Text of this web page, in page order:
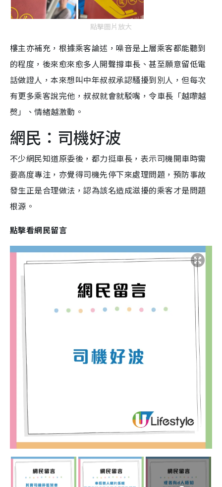
點擊圖片放大
樓主亦補充，根據乘客論述，噪音是上層乘客都能聽到
的程度，後來愈來愈多人開聲撐車長、甚至願意留低電
話做證人，本來想叫中年叔叔承認騷擾到別人，但每次
有更多乘客說完他，叔叔就會就駁嘴，令車長「越嚟越
㷫」、情緒越激動。
網民：司機好波
不少網民知道原委後，都力挺車長，表示司機開車時需
要高度專注，亦覺得司機先停下來處理問題，預防事故
發生正是合理做法，認為該名造成滋擾的乘客才是問題
根源。
點擊看網民留言